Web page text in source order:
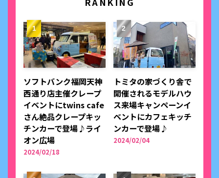
ソフトバンク福岡天神
西通り店主催クレープ
イベントにtwins cafe
さん絶品クレープキッ
チンカーで登場♪ライ
オン広場
2024/02/18
トミタの家づくり舎で
開催されるモデルハウ
ス来場キャンペーンイ
ベントにカフェキッチ
ンカーで登場♪
2024/02/04